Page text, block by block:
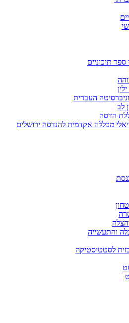
ספר תיכוניים
העברית
לב
הדסה
מכללה אקדמית להנדסה ירושלים
והתעשייה
לסטטיסטיקה